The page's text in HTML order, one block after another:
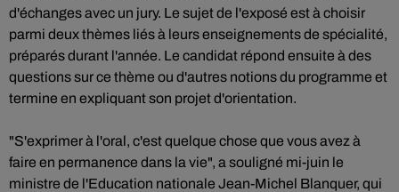
d'échanges avec un jury. Le sujet de l'exposé est à choisir
parmi deux thèmes liés à leurs enseignements de spécialité,
préparés durant l'année. Le candidat répond ensuite à des
questions sur ce thème ou d'autres notions du programme et
termine en expliquant son projet d'orientation.
"S'exprimer à l'oral, c'est quelque chose que vous avez à
faire en permanence dans la vie", a souligné mi-juin le
ministre de l'Education nationale Jean-Michel Blanquer, qui